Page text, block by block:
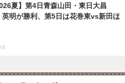
夏】第4日青森山田・東日大昌
英明が勝利、第5日は花巻東vs新田ほ